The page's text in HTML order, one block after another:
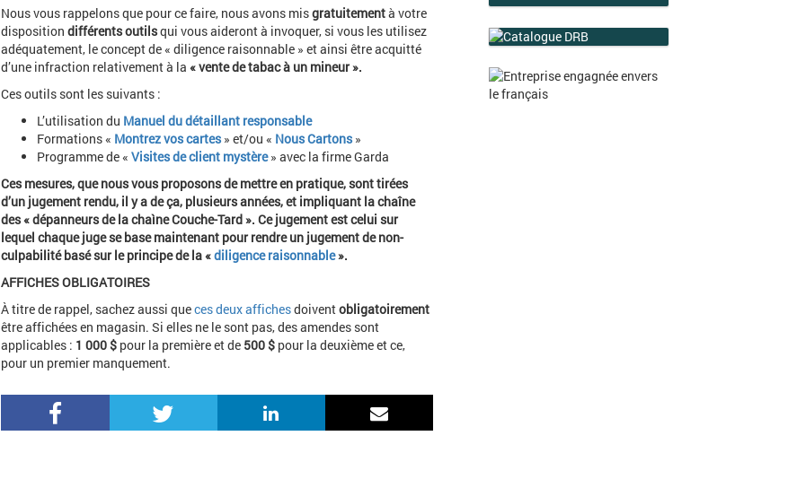
Nous vous rappelons que pour ce faire, nous avons misgratuitementà votre
disposition différents outilsqui vous aideront à invoquer, si vous les utilisez
adéquatement, le concept de « diligence raisonnable » et ainsi être acquitté
d’une infraction relativement à la « vente de tabac à un mineur ».
Ces outils sont les suivants :
L’utilisation du Manuel du détaillant responsable
Formations « Montrez vos cartes» et/ou « Nous Cartons»
Programme de « Visites de client mystère» avec la firme Garda
Ces mesures, que nous vous proposons de mettre en pratique, sont tirées
d’un jugement rendu, il y a de ça, plusieurs années, et impliquant la chaîne
des « dépanneurs de la chaìne Couche-Tard ». Ce jugement est celui sur
lequel chaque juge se base maintenant pour rendre un jugement de non-
culpabilité basé sur le principe de la «diligence raisonnable».
AFFICHES OBLIGATOIRES
À titre de rappel, sachez aussi queces deux affichesdoiventobligatoirement
être affichées en magasin. Si elles ne le sont pas, des amendes sont
applicables : 1 000 $pour la première et de 500 $pour la deuxième et ce,
pour un premier manquement.
Facebook LinkedIn Courriel